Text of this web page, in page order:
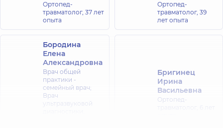
Ортопед-
травматолог, 37 лет
опыта
Ортопед-
травматолог, 39
лет опыта
Бородина
Елена
Александровна
Врач общей
практики -
семейный врач;
Врач
ультразвуковой
Бригинец
Ирина
Васильевна
Ортопед-